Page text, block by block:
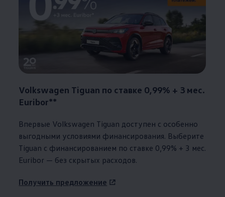
Volkswagen Tiguan по ставке 0,99% + 3 мес.
Euribor**
Впервые Volkswagen Tiguan доступен с особенно
выгодными условиями финансирования. Выберите
Tiguan с финансированием по ставке 0,99% + 3 мес.
Euribor — без скрытых расходов.
Получить предложение